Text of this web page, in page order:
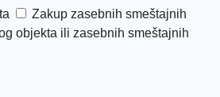
Zakup zasebnih smeštajnih
objekta ili zasebnih smeštajnih